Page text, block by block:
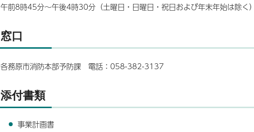
午前8時45分～午後4時30分（土曜日・日曜日・祝日および年末年始は除く）
窓口
各務原市消防本部予防課 電話：058-382-3137
添付書類
事業計画書